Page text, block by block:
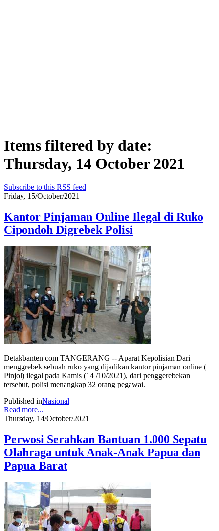
Items filtered by date:
Thursday, 14 October 2021
Subscribe to this RSS feed
Friday, 15/October/2021
Kantor Pinjaman Online Ilegal di Ruko
Cipondoh Digrebek Polisi
Detakbanten.com TANGERANG -- Aparat Kepolisian Dari
menggrebek sebuah ruko yang dijadikan kantor pinjaman online (
Pinjol) ilegal pada Kamis (14 /10/2021), dari penggerebekan
tersebut, polisi menangkap 32 orang pegawai.
Published inNasional
Read more...
Thursday, 14/October/2021
Perwosi Serahkan Bantuan 1.000 Sepatu
Olahraga untuk Anak-Anak Papua dan
Papua Barat